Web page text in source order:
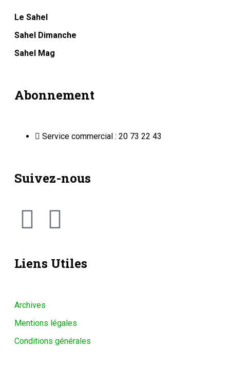
Le Sahel
Sahel Dimanche
Sahel Mag
Abonnement
Service commercial : 20 73 22 43
Suivez-nous
Liens Utiles
Archives
Mentions légales
Conditions générales